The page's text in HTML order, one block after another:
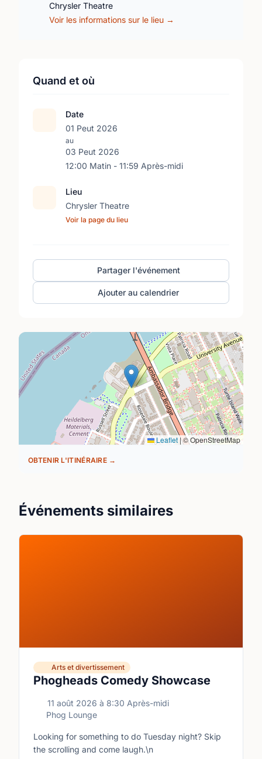
Chrysler Theatre
Voir les informations sur le lieu →
Quand et où
Date
01 Peut 2026
au
03 Peut 2026
12:00 Matin - 11:59 Après-midi
Lieu
Chrysler Theatre
Voir la page du lieu
Partager l'événement
Ajouter au calendrier
Leaflet|© OpenStreetMap
OBTENIR L'ITINÉRAIRE →
Événements similaires
Phogheads Comedy Showcase
Arts et divertissement
11 août 2026 à 8:30 Après-midi
Phog Lounge
Looking for something to do Tuesday night? Skip
the scrolling and come laugh.\n